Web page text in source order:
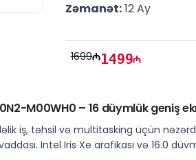
Zəmanət: 12 Ay
1699 1499
M00WH0 – 16 düymlük geniş
iş, təhsil və multitasking üçün
yaddaşı, Intel Iris Xe qrafikası və 16.0